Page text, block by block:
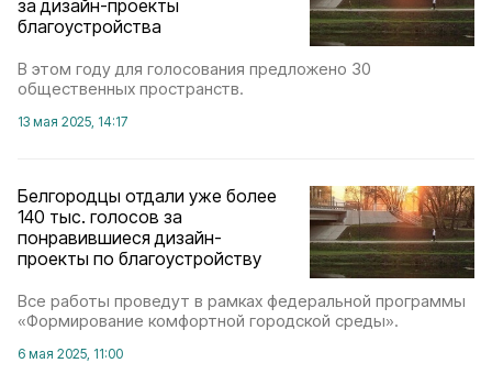
за дизайн-проекты
благоустройства
В этом году для голосования предложено 30
общественных пространств.
13 мая 2025, 14:17
Белгородцы отдали уже более
140 тыс. голосов за
понравившиеся дизайн-
проекты по благоустройству
Все работы проведут в рамках федеральной программы
«Формирование комфортной городской среды».
6 мая 2025, 11:00